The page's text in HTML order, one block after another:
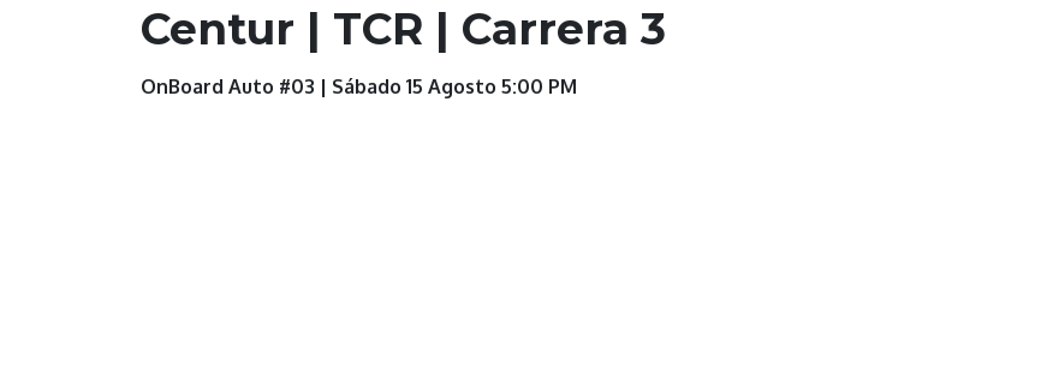
Centur | TCR | Carrera 3
OnBoard Auto #03 | Sábado 15 Agosto 5:00 PM